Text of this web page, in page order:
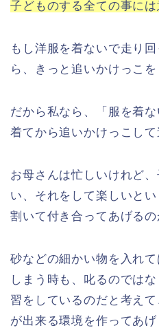
子どものする全ての事には
もし洋服を着ないで走り
ら、きっと追いかけっこを
だから私なら、「服を着
着てから追いかけっこして
お母さんは忙しいけれど
い、それをして楽しいと
割いて付き合ってあげるの
砂などの細かい物を入れ
しまう時も、叱るのでは
習をしているのだと考え
が出来る環境を作ってあげ